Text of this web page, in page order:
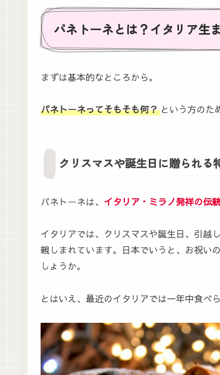
パネトーネとは？イタリア生
まずは基本的なところから。
パネトーネってそもそも何？ という方のた
クリスマスや誕生日に贈られる
パネトーネは、 イタリア・ミラノ発祥の伝
イタリアでは、クリスマスや誕生日、引越
親しまれています。日本でいうと、お祝い
しょうか。
とはいえ、最近のイタリアでは一年中食べ